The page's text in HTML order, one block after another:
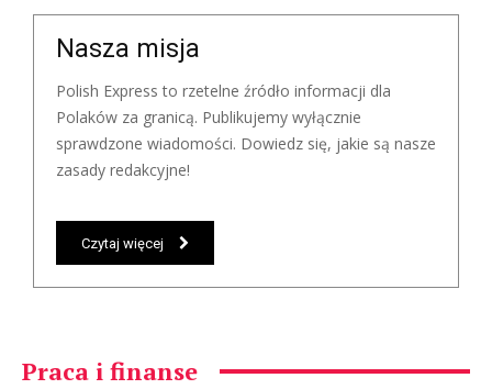
Nasza misja
Polish Express to rzetelne źródło informacji dla
Polaków za granicą. Publikujemy wyłącznie
sprawdzone wiadomości. Dowiedz się, jakie są nasze
zasady redakcyjne!
Czytaj więcej
Praca i finanse